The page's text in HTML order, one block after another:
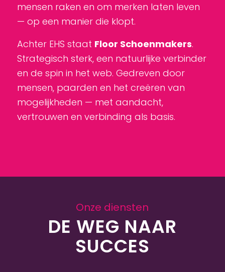
mensen raken en om merken laten leven
— op een manier die klopt.
Achter EHS staat Floor Schoenmakers.
Strategisch sterk, een natuurlijke verbinder
en de spin in het web. Gedreven door
mensen, paarden en het creëren van
mogelijkheden — met aandacht,
vertrouwen en verbinding als basis.
Onze diensten
DE WEG NAAR
SUCCES